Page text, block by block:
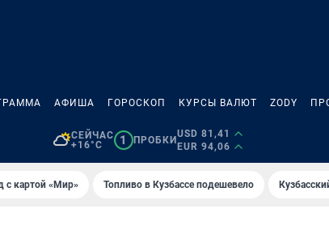
АФИША ГОРОСКОП КУРСЫ ВАЛЮТ ZODY
СЕЙЧАС
+16°C
1 ПРОБКИ
USD 81,41
EUR 94,06
с картой «Мир» Топливо в Кузбассе подешевело